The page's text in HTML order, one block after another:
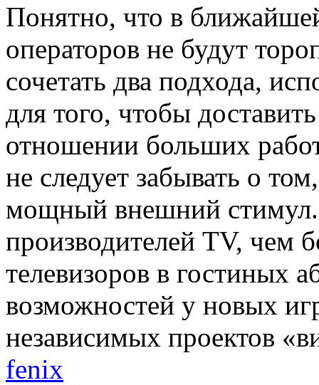
Понятно, что в
операторов не будут
сочетать два подхода,
для того, чтобы
отношении больших
не следует забывать о
мощный внешний стимул.
производителей TV, чем
телевизоров в гостиных
возможностей у новых
независимых проектов
fenix